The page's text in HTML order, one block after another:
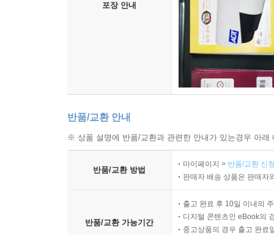
포장 안내
반품/교환 안내
※ 상품 설명에 반품/교환과 관련한 안내가 있는경우 아
반품/교환 방법
마이페이지 > 반품/교환 신
판매자 배송 상품은 판매자
반품/교환 가능기간
출고 완료 후 10일 이내의
디지털 콘텐츠인 eBook의
중고상품의 경우 출고 완료